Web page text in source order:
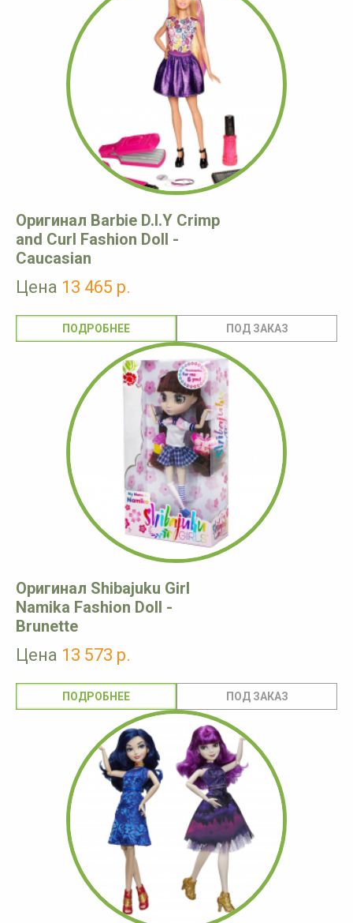
Оригинал Barbie D.I.Y Crimp
and Curl Fashion Doll -
Caucasian
Цена 13 465 р.
ПОДРОБНЕЕ
Оригинал Shibajuku Girl
Namika Fashion Doll -
Brunette
Цена 13 573 р.
ПОДРОБНЕЕ